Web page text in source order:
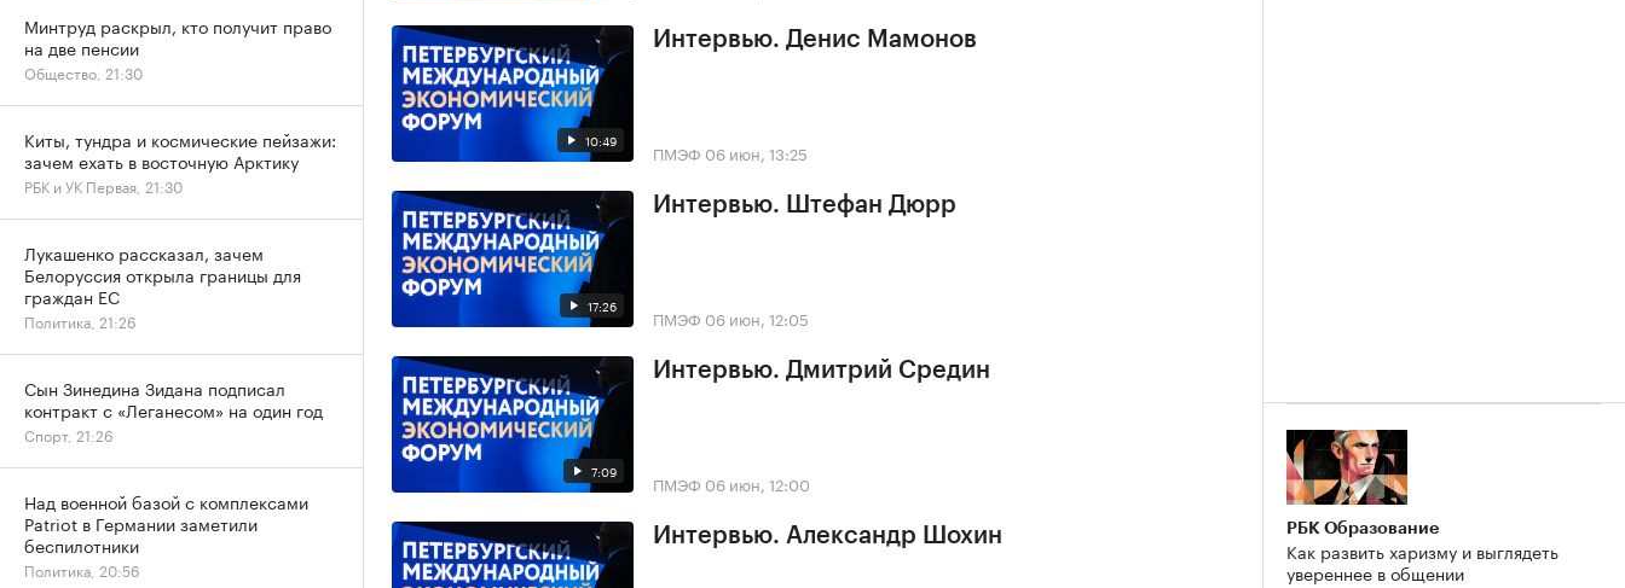
10:49
Интервью. Денис Мамонов
ПМЭФ 06 июн, 13:25
17:26
Интервью. Штефан Дюрр
ПМЭФ 06 июн, 12:05
7:09
Интервью. Дмитрий Средин
ПМЭФ 06 июн, 12:00
Интервью. Александр Шохин РБК Образование
Как развить харизму и выглядеть
увереннее в общении
Минтруд раскрыл, кто получит право
на две пенсии
Общество, 21:30
Киты, тундра и космические пейзажи:
зачем ехать в восточную Арктику
РБК и УК Первая, 21:30
Лукашенко рассказал, зачем
Белоруссия открыла границы для
граждан ЕС
Политика, 21:26
Сын Зинедина Зидана подписал
контракт с «Леганесом» на один год
Спорт, 21:26
Над военной базой с комплексами
Patriot в Германии заметили
беспилотники
Политика, 20:56